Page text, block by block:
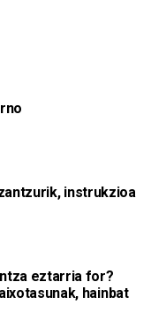
instrukzioa
eztarria for?
hainbat